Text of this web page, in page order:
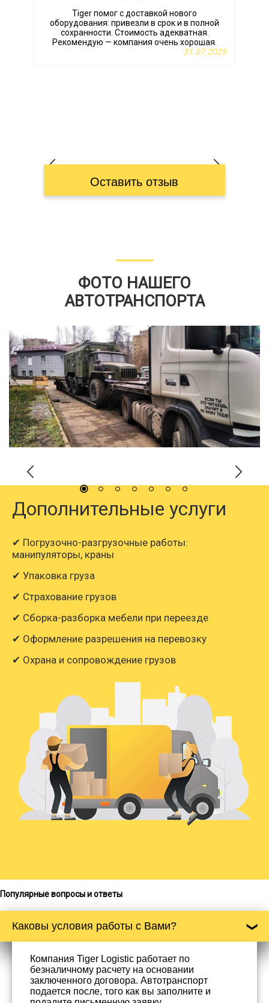
Tiger помог с доставкой нового
оборудования: привезли в срок и в полной
сохранности. Стоимость адекватная.
Рекомендую — компания очень хорошая.
31.07.2025
Оставить отзыв
ФОТО НАШЕГО
АВТОТРАНСПОРТА
Дополнительные услуги
✔ Погрузочно-разгрузочные работы:
манипуляторы, краны
✔ Упаковка груза
✔ Страхование грузов
✔ Сборка-разборка мебели при переезде
✔ Оформление разрешения на перевозку
✔ Охрана и сопровождение грузов
Популярные вопросы и ответы
Каковы условия работы с Вами?
Компания Tiger Logistic работает по
безналичному расчету на основании
заключенного договора. Автотранспорт
подается после, того как вы заполните и